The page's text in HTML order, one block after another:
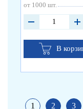
от 1000 шт.
В
1 2 3